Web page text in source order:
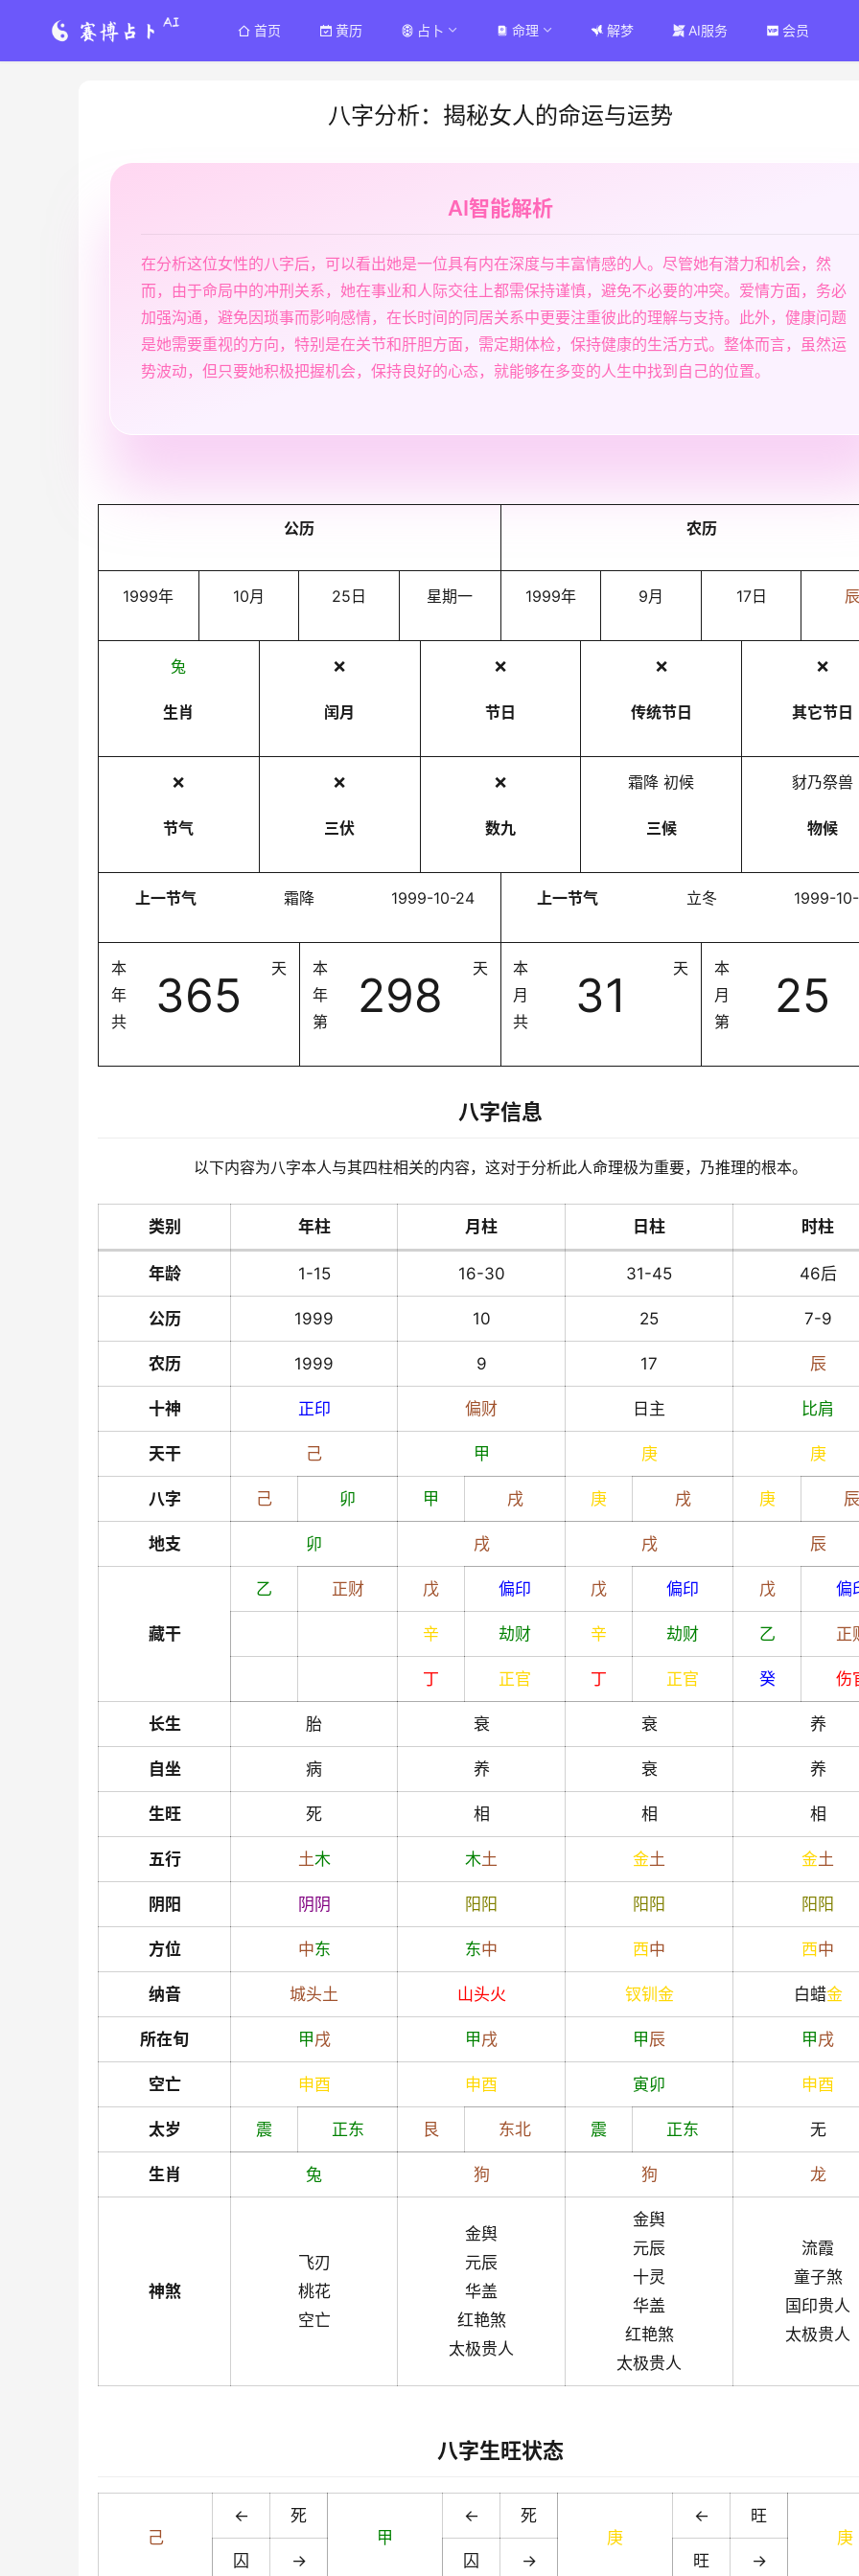
首页 黄历 占卜 命理 解梦 AI服务 会员
八字分析：揭秘女人的命运与运势
AI智能解析
在分析这位女性的八字后，可以看出她是一位具有内在深度与丰富情感的人。尽管她有潜力和机会，然
而，由于命局中的冲刑关系，她在事业和人际交往上都需保持谨慎，避免不必要的冲突。爱情方面，务必
加强沟通，避免因琐事而影响感情，在长时间的同居关系中更要注重彼此的理解与支持。此外，健康问题
是她需要重视的方向，特别是在关节和肝胆方面，需定期体检，保持健康的生活方式。整体而言，虽然运
势波动，但只要她积极把握机会，保持良好的心态，就能够在多变的人生中找到自己的位置。
公历
1999年 10月 25日 星期一
农历
1999年 9月 17日 辰
兔
生肖
❌
闰月
❌
节日
❌
传统节日
❌
其它节日
❌
节气
❌
三伏
❌
数九
霜降 初候
三候
豺乃祭兽
物候
上一节气 霜降 1999-10-24 上一节气 立冬 1999-
本
年
共
365 天
本
年
第
298 天
本
月
共
31 天
本
月
第
25
八字信息
以下内容为八字本人与其四柱相关的内容，这对于分析此人命理极为重要，乃推理的根本。
类别 年柱 月柱 日柱 时柱
年龄 1-15 16-30 31-45 46后
公历 1999 10 25 7-9
农历 1999 9 17 辰
十神 正印 偏财 日主 比肩
天干 己 甲 庚 庚
八字 己 卯 甲 戌 庚 戌 庚 辰
地支 卯 戌 戌 辰
藏干
乙 正财 戊 偏印 戊 偏印 戊 偏
辛 劫财 辛 劫财 乙 正
丁 正官 丁 正官 癸 伤
长生 胎 衰 衰 养
自坐 病 养 衰 养
生旺 死 相 相 相
五行 土木 木土 金土 金土
阴阳 阴 阴 阳 阳 阳 阳 阳 阳
方位 中东 东中 西中 西中
纳音 城头土 山头火 钗钏金 白蜡金
所在旬 甲戌 甲戌 甲辰 甲戌
空亡 申酉 申酉 寅卯 申酉
太岁 震 正东 艮 东北 震 正东 无
生肖 兔 狗 狗 龙
神煞
飞刃
桃花
空亡
金舆
元辰
华盖
红艳煞
太极贵人
金舆
元辰
十灵
华盖
红艳煞
太极贵人
流霞
童子煞
国印贵人
太极贵人
八字生旺状态
己
←
死
甲
←
死
庚
←
旺
庚
囚
→ 囚 → 旺 →